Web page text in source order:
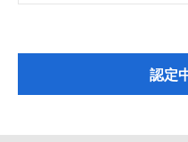
認定